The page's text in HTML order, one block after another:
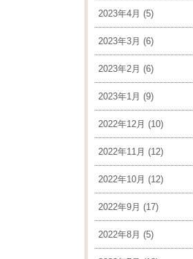
2023年4月 (5)
2023年3月 (6)
2023年2月 (6)
2023年1月 (9)
2022年12月 (10)
2022年11月 (12)
2022年10月 (12)
2022年9月 (17)
2022年8月 (5)